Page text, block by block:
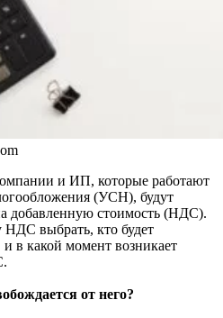
и ИП, которые работают
(УСН), будут
добавленную стоимость (НДС).
НДС выбрать, кто будет
в какой момент возникает
от него?